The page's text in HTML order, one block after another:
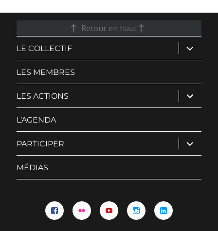
Retour en haut
LE COLLECTIF ouvrir
le
sous-
LES MEMBRES
LES ACTIONS ouvrir
le
sous-
L’AGENDA
PARTICIPER ouvrir
le
sous-
MÉDIAS